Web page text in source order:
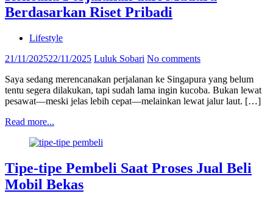
Berdasarkan Riset Pribadi
Lifestyle
21/11/202522/11/2025 Luluk Sobari No comments
Saya sedang merencanakan perjalanan ke Singapura yang belum
tentu segera dilakukan, tapi sudah lama ingin kucoba. Bukan lewat
pesawat—meski jelas lebih cepat—melainkan lewat jalur laut. […]
Read more...
Tipe-tipe Pembeli Saat Proses Jual Beli
Mobil Bekas